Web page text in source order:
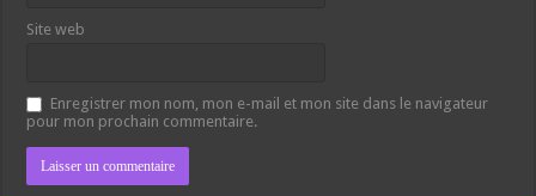
Site web
Enregistrer mon nom, mon e-mail et mon site dans le navigateur
pour mon prochain commentaire.